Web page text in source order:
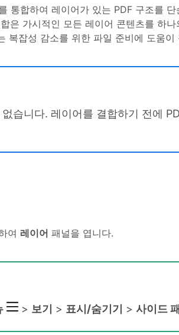
통합하여 레이어가 있는 PDF 구조를
은 가시적인 모든 레이어 콘텐츠를 하
복잡성 감소를 위한 파일 준비에 도움이
습니다. 레이어를 결합하기 전에
여 레이어 패널을 엽니다.
> 보기 > 표시/숨기기 > 사이드